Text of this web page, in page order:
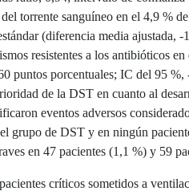
torrente sanguíneo en el 4,9 %
(diferencia media ajustada,
resistentes a los antibióticos
puntos porcentuales; IC del 95
de la DST en cuanto al
eventos adversos
grupo de DST y en ningún
en 47 pacientes (1,1 %) y 59
críticos sometidos a